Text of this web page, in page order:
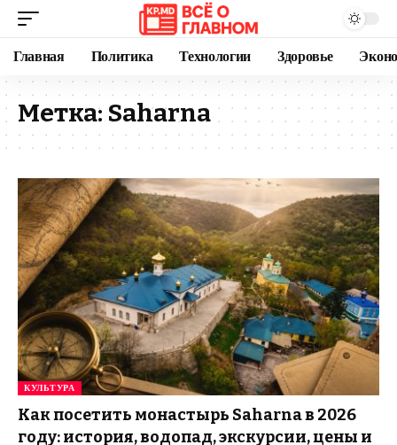
Главная Политика Технологии Здоровье
Метка: Saharna
КУЛЬТУРА
Как посетить монастырь Saharna в 2026
году: история, водопад, экскурсии, цены и